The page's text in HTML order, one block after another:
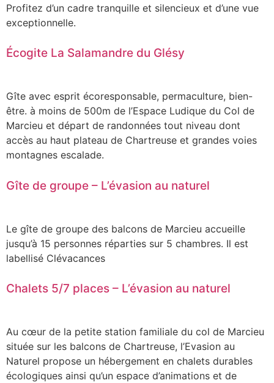
Profitez d’un cadre tranquille et silencieux et d’une vue
exceptionnelle.
Écogite La Salamandre du Glésy
Gîte avec esprit écoresponsable, permaculture, bien-
être. à moins de 500m de l’Espace Ludique du Col de
Marcieu et départ de randonnées tout niveau dont
accès au haut plateau de Chartreuse et grandes voies
montagnes escalade.
Gîte de groupe – L’évasion au naturel
Le gîte de groupe des balcons de Marcieu accueille
jusqu’à 15 personnes réparties sur 5 chambres. Il est
labellisé Clévacances
Chalets 5/7 places – L’évasion au naturel
Au cœur de la petite station familiale du col de Marcieu
située sur les balcons de Chartreuse, l’Evasion au
Naturel propose un hébergement en chalets durables
écologiques ainsi qu’un espace d’animations et de